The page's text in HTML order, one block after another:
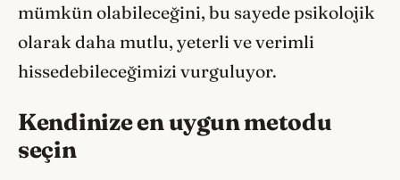
mümkün olabileceğini, bu sayede psikolojik
olarak daha mutlu, yeterli ve verimli
hissedebileceğimizi vurguluyor.
Kendinize en uygun metodu
seçin